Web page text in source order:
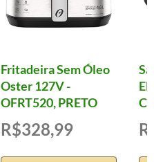
Fritadeira Sem Óleo
Oster 127V -
OFRT520, PRETO
R$328,99